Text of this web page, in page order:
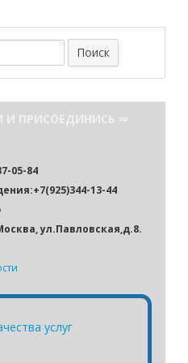
ПРИСОЕДИНИСЬ ⇒
05-84
13-44
ул.Павловская,д.8.
услуг